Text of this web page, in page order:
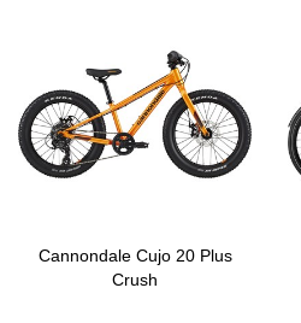
Cannondale Cujo 20 Plus
Crush